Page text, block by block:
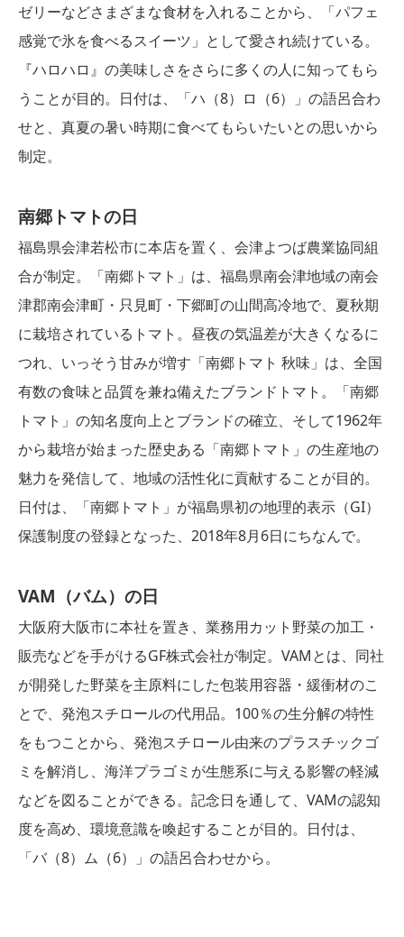
ゼリーなどさまざまな食材を入れることから、「パフェ
感覚で氷を食べるスイーツ」として愛され続けている。
『ハロハロ』の美味しさをさらに多くの人に知ってもら
うことが目的。日付は、「ハ（8）ロ（6）」の語呂合わ
せと、真夏の暑い時期に食べてもらいたいとの思いから
制定。
南郷トマトの日
福島県会津若松市に本店を置く、会津よつば農業協同組
合が制定。「南郷トマト」は、福島県南会津地域の南会
津郡南会津町・只見町・下郷町の山間高冷地で、夏秋期
に栽培されているトマト。昼夜の気温差が大きくなるに
つれ、いっそう甘みが増す「南郷トマト 秋味」は、全国
有数の食味と品質を兼ね備えたブランドトマト。「南郷
トマト」の知名度向上とブランドの確立、そして1962年
から栽培が始まった歴史ある「南郷トマト」の生産地の
魅力を発信して、地域の活性化に貢献することが目的。
日付は、「南郷トマト」が福島県初の地理的表示（GI）
保護制度の登録となった、2018年8月6日にちなんで。
VAM（バム）の日
大阪府大阪市に本社を置き、業務用カット野菜の加工・
販売などを手がけるGF株式会社が制定。VAMとは、同社
が開発した野菜を主原料にした包装用容器・緩衝材のこ
とで、発泡スチロールの代用品。100％の生分解の特性
をもつことから、発泡スチロール由来のプラスチックゴ
ミを解消し、海洋プラゴミが生態系に与える影響の軽減
などを図ることができる。記念日を通して、VAMの認知
度を高め、環境意識を喚起することが目的。日付は、
「バ（8）ム（6）」の語呂合わせから。